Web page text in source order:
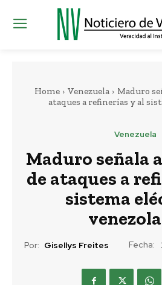
Home Venezuela
Maduro
ataques a refinerías y al
Venezuela
Maduro señala
de ataques a
sistema
Por: Gisellys Freites Fecha: